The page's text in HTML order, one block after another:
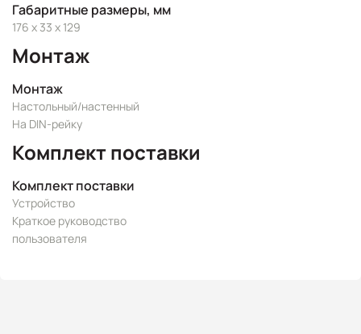
Габаритные размеры, мм
176 x 33 x 129
Монтаж
Монтаж
Настольный/настенный
На DIN-рейку
Комплект поставки
Комплект поставки
Устройство
Краткое руководство
пользователя